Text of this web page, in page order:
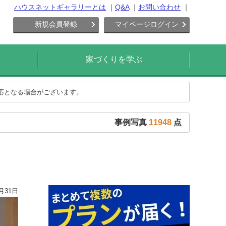
ハウスネットギャラリーとは Q&A お問い合わせ
新規会員登録 マイページログイン
家づくりを学ぶ
なる場合がございます。
事例写真 11948 点
31日